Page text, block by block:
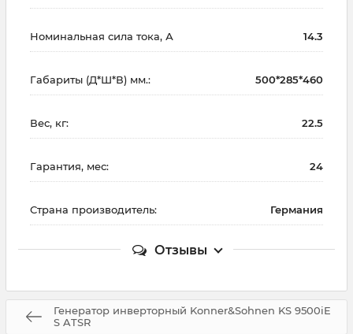
Номинальная сила тока, А 14.3
Габариты (Д*Ш*В) мм.: 500*285*460
Вес, кг: 22.5
Гарантия, мес: 24
Страна производитель: Германия
Отзывы
Генератор инверторный Konner&Sohnen KS 9500iE
S ATSR